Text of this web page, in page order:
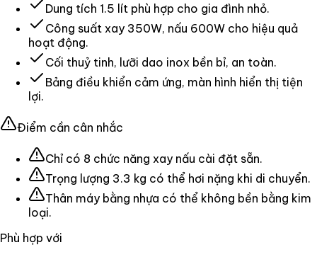
Dung tích 1.5 lít phù hợp cho gia đình nhỏ.
Công suất xay 350W, nấu 600W cho hiệu quả
hoạt động.
Cối thuỷ tinh, lưỡi dao inox bền bỉ, an toàn.
Bảng điều khiển cảm ứng, màn hình hiển thị tiện
lợi.
Điểm cần cân nhắc
Chỉ có 8 chức năng xay nấu cài đặt sẵn.
Trọng lượng 3.3 kg có thể hơi nặng khi di chuyển.
Thân máy bằng nhựa có thể không bền bằng kim
loại.
Phù hợp với